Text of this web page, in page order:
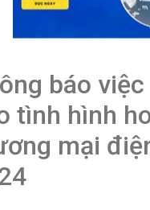
báo
tình hình
mại